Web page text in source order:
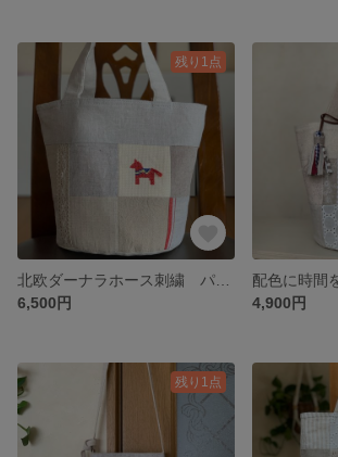
残り1点
6,500円
4,900円
残り1点